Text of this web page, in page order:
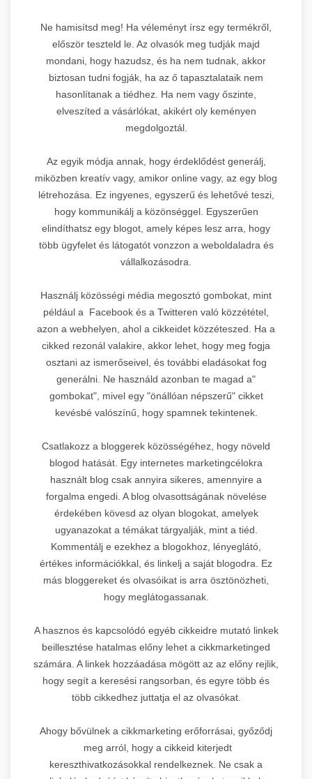
Ne hamisítsd meg! Ha véleményt írsz egy termékről,
először teszteld le. Az olvasók meg tudják majd
mondani, hogy hazudsz, és ha nem tudnak, akkor
biztosan tudni fogják, ha az ő tapasztalataik nem
hasonlítanak a tiédhez. Ha nem vagy őszinte,
elveszíted a vásárlókat, akikért oly keményen
megdolgoztál.
Az egyik módja annak, hogy érdeklődést generálj,
miközben kreatív vagy, amikor online vagy, az egy blog
létrehozása. Ez ingyenes, egyszerű és lehetővé teszi,
hogy kommunikálj a közönséggel. Egyszerűen
elindíthatsz egy blogot, amely képes lesz arra, hogy
több ügyfelet és látogatót vonzzon a weboldaladra és
vállalkozásodra.
Használj közösségi média megosztó gombokat, mint
például a Facebook és a Twitteren való közzététel,
azon a webhelyen, ahol a cikkeidet közzéteszed. Ha a
cikked rezonál valakire, akkor lehet, hogy meg fogja
osztani az ismerőseivel, és további eladásokat fog
generálni. Ne használd azonban te magad a"
gombokat", mivel egy "önállóan népszerű" cikket
kevésbé valószínű, hogy spamnek tekintenek.
Csatlakozz a bloggerek közösségéhez, hogy növeld
blogod hatását. Egy internetes marketingcélokra
használt blog csak annyira sikeres, amennyire a
forgalma engedi. A blog olvasottságának növelése
érdekében kövesd az olyan blogokat, amelyek
ugyanazokat a témákat tárgyalják, mint a tiéd.
Kommentálj e ezekhez a blogokhoz, lényeglátó,
értékes információkkal, és linkelj a saját blogodra. Ez
más bloggereket és olvasóikat is arra ösztönözheti,
hogy meglátogassanak.
A hasznos és kapcsolódó egyéb cikkeidre mutató linkek
beillesztése hatalmas előny lehet a cikkmarketinged
számára. A linkek hozzáadása mögött az az előny rejlik,
hogy segít a keresési rangsorban, és egyre több és
több cikkedhez juttatja el az olvasókat.
Ahogy bővülnek a cikkmarketing erőforrásai, győződj
meg arról, hogy a cikkeid kiterjedt
kereszthivatkozásokkal rendelkeznek. Ne csak a